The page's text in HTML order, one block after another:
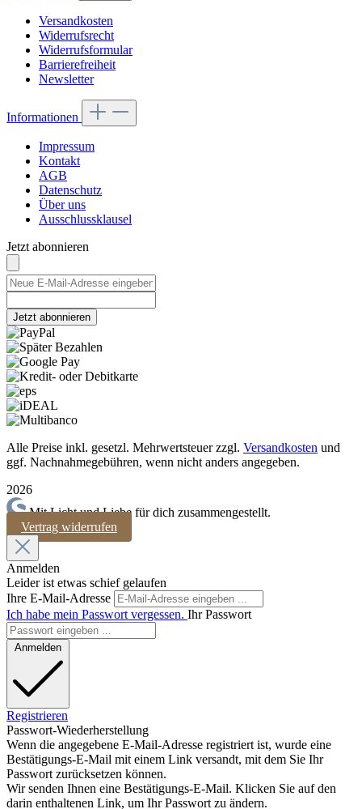
Versandkosten
Widerrufsrecht
Widerrufsformular
Barrierefreiheit
Newsletter
Informationen
Impressum
Kontakt
AGB
Datenschutz
Über uns
Ausschlussklausel
Jetzt abonnieren
Jetzt abonnieren
Alle Preise inkl. gesetzl. Mehrwertsteuer zzgl. Versandkosten und
ggf. Nachnahmegebühren, wenn nicht anders angegeben.
2026
Mit Licht und Liebe für dich zusammengestellt.
Vertrag widerrufen
Anmelden
Leider ist etwas schief gelaufen
Ihre E-Mail-Adresse
Ich habe mein Passwort vergessen. Ihr Passwort
Anmelden
Registrieren
Passwort-Wiederherstellung
Wenn die angegebene E-Mail-Adresse registriert ist, wurde eine
Bestätigungs-E-Mail mit einem Link versandt, mit dem Sie Ihr
Passwort zurücksetzen können.
Wir senden Ihnen eine Bestätigungs-E-Mail. Klicken Sie auf den
darin enthaltenen Link, um Ihr Passwort zu ändern.